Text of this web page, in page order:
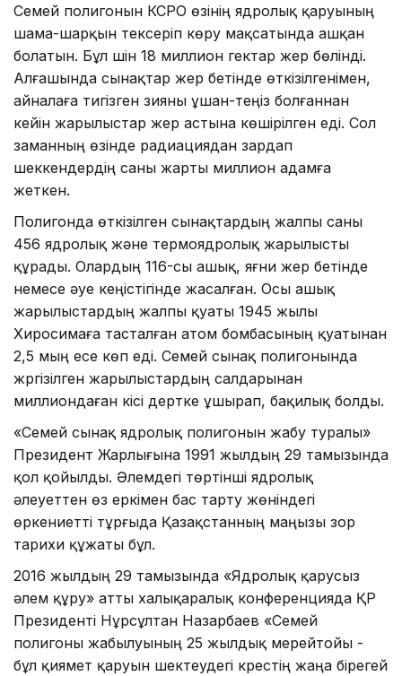
Семей полигонын КСРО өзінің ядролық қаруының
шама-шарқын тексеріп көру мақсатында ашқан
болатын. Бұл үшін 18 миллион гектар жер бөлінді.
Алғашында сынақтар жер бетінде өткізілгенімен,
айналаға тигізген зияны ұшан-теңіз болғаннан
кейін жарылыстар жер астына көшірілген еді. Сол
заманның өзінде радиациядан зардап
шеккендердің саны жарты миллион адамға
жеткен.
Полигонда өткізілген сынақтардың жалпы саны
456 ядролық және термоядролық жарылысты
құрады. Олардың 116-сы ашық, яғни жер бетінде
немесе әуе кеңістігінде жасалған. Осы ашық
жарылыстардың жалпы қуаты 1945 жылы
Хиросимаға тасталған атом бомбасының қуатынан
2,5 мың есе көп еді. Семей сынақ полигонында
жүргізілген жарылыстардың салдарынан
миллиондаған кісі дертке ұшырап, бақилық болды.
«Семей сынақ ядролық полигонын жабу туралы»
Президент Жарлығына 1991 жылдың 29 тамызында
қол қойылды. Әлемдегі төртінші ядролық
әлеуеттен өз еркімен бас тарту жөніндегі
өркениетті тұрғыда Қазақстанның маңызы зор
тарихи құжаты бұл.
2016 жылдың 29 тамызында «Ядролық қарусыз
әлем құру» атты халықаралық конференцияда ҚР
Президенті Нұрсұлтан Назарбаев «Семей
полигоны жабылуының 25 жылдық мерейтойы -
бұл қиямет қаруын шектеудегі күрестің жаңа бірегей